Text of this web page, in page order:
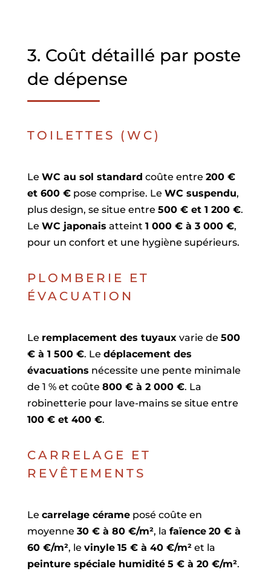
3. Coût détaillé par poste
de dépense
TOILETTES (WC)
Le WC au sol standard coûte entre 200 €
et 600 €pose comprise. Le WC suspendu,
plus design, se situe entre 500 € et 1 200 €.
Le WC japonais atteint 1 000 € à 3 000 €,
pour un confort et une hygiène supérieurs.
PLOMBERIE ET
ÉVACUATION
Le remplacement des tuyauxvarie de 500
€ à 1 500 €. Le déplacement des
évacuations nécessite une pente minimale
de 1 % et coûte 800 € à 2 000 €. La
robinetterie pour lave-mains se situe entre
100 € et 400 €.
CARRELAGE ET
REVÊTEMENTS
Le carrelage cérameposé coûte en
moyenne 30 € à 80 €/m², la faïence 20 € à
60 €/m², le vinyle 15 € à 40 €/m²et la
peinture spéciale humidité 5 € à 20 €/m².